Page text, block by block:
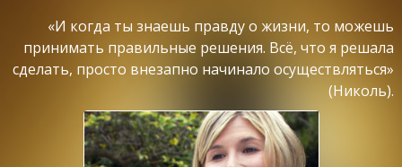
«И когда ты знаешь правду о жизни, то можешь
принимать правильные решения. Всё, что я решала
сделать, просто внезапно начинало осуществляться»
(Николь).